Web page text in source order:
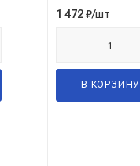
1 472₽/шт
В КОРЗИНУ